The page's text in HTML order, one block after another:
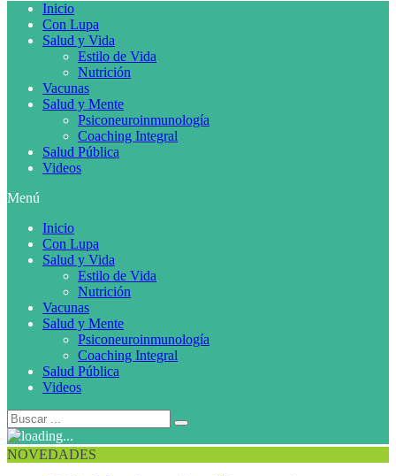
Inicio
Con Lupa
Salud y Vida
Estilo de Vida
Nutrición
Vacunas
Salud y Mente
Psiconeuroinmunología
Coaching Integral
Salud Pública
Videos
Menú
Inicio
Con Lupa
Salud y Vida
Estilo de Vida
Nutrición
Vacunas
Salud y Mente
Psiconeuroinmunología
Coaching Integral
Salud Pública
Videos
NOVEDADES